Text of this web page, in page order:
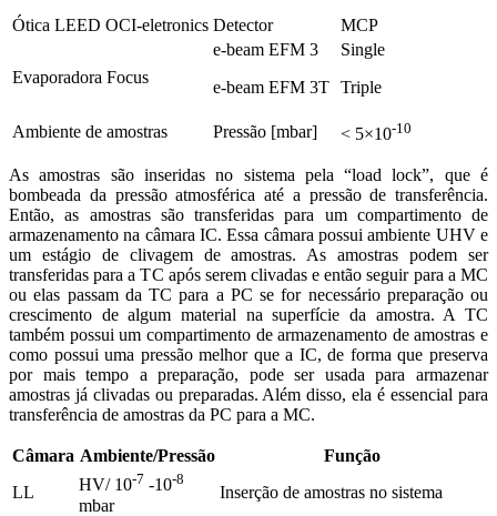
Ótica LEED OCI-eletronics Detector MCP
Evaporadora Focus
e-beam EFM 3
e-beam EFM 3T
Single
Triple
Ambiente de amostras Pressão [mbar] < 5×10-10
As amostras são inseridas no sistema pela “load lock”, que é
bombeada da pressão atmosférica até a pressão de transferência.
Então, as amostras são transferidas para um compartimento de
armazenamento na câmara IC. Essa câmara possui ambiente UHV e
um estágio de clivagem de amostras. As amostras podem ser
transferidas para a TC após serem clivadas e então seguir para a MC
ou elas passam da TC para a PC se for necessário preparação ou
crescimento de algum material na superfície da amostra. A TC
também possui um compartimento de armazenamento de amostras e
como possui uma pressão melhor que a IC, de forma que preserva
por mais tempo a preparação, pode ser usada para armazenar
amostras já clivadas ou preparadas. Além disso, ela é essencial para
transferência de amostras da PC para a MC.
Câmara Ambiente/Pressão
Função
LL
HV/ 10-7 -10-8
mbar
Inserção de amostras no sistema